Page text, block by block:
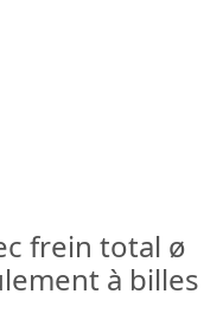
frein total ø
à billes